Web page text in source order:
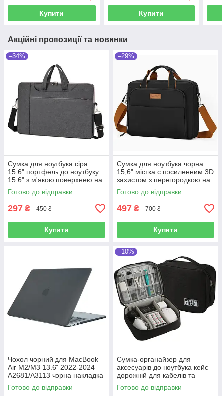
Купити Купити
Акційні пропозиції та новинки
–34%
Сумка для ноутбука сіра
15.6" портфель до ноутбуку
15.6" з м'якою поверхнею на
ремені Уцінка!
Готово до відправки
297 ₴ 450 ₴
Купити
–29%
Сумка для ноутбука чорна
15,6" містка с посиленним 3D
захистом з перегородкою на
липучці, кишенями та
органайзером Уцінка!
Готово до відправки
497 ₴ 700 ₴
Купити
Чохол чорний для MacBook
Air M2/M3 13.6" 2022-2024
A2681/A3113 чорна накладка
для Макбуку
Готово до відправки
–10%
Сумка-органайзер для
аксесуарів до ноутбука кейс
дорожній для кабелів та
зарядки універсальний
чорний
Готово до відправки